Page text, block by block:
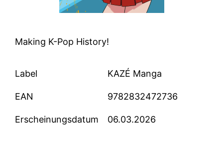
Making K-Pop History!
Label KAZÉ Manga
EAN 9782832472736
Erscheinungsdatum 06.03.2026